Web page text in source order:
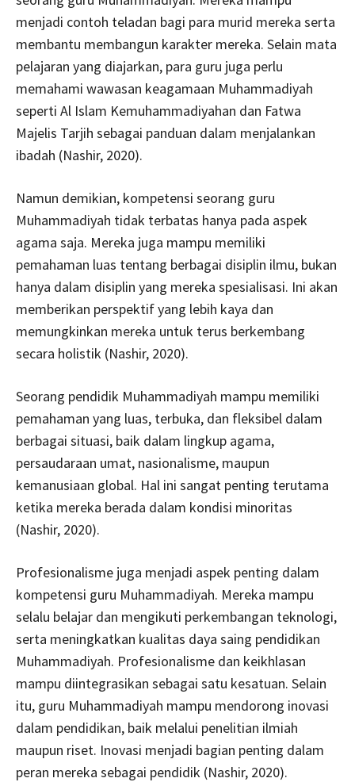
menjadi contoh teladan bagi para murid mereka serta
membantu membangun karakter mereka. Selain mata
pelajaran yang diajarkan, para guru juga perlu
memahami wawasan keagamaan Muhammadiyah
seperti Al Islam Kemuhammadiyahan dan Fatwa
Majelis Tarjih sebagai panduan dalam menjalankan
ibadah (Nashir, 2020).
Namun demikian, kompetensi seorang guru
Muhammadiyah tidak terbatas hanya pada aspek
agama saja. Mereka juga mampu memiliki
pemahaman luas tentang berbagai disiplin ilmu, bukan
hanya dalam disiplin yang mereka spesialisasi. Ini akan
memberikan perspektif yang lebih kaya dan
memungkinkan mereka untuk terus berkembang
secara holistik (Nashir, 2020).
Seorang pendidik Muhammadiyah mampu memiliki
pemahaman yang luas, terbuka, dan fleksibel dalam
berbagai situasi, baik dalam lingkup agama,
persaudaraan umat, nasionalisme, maupun
kemanusiaan global. Hal ini sangat penting terutama
ketika mereka berada dalam kondisi minoritas
(Nashir, 2020).
Profesionalisme juga menjadi aspek penting dalam
kompetensi guru Muhammadiyah. Mereka mampu
selalu belajar dan mengikuti perkembangan teknologi,
serta meningkatkan kualitas daya saing pendidikan
Muhammadiyah. Profesionalisme dan keikhlasan
mampu diintegrasikan sebagai satu kesatuan. Selain
itu, guru Muhammadiyah mampu mendorong inovasi
dalam pendidikan, baik melalui penelitian ilmiah
maupun riset. Inovasi menjadi bagian penting dalam
peran mereka sebagai pendidik (Nashir, 2020).